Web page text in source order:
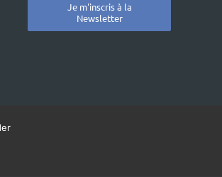
Je m'inscris à la
Newsletter